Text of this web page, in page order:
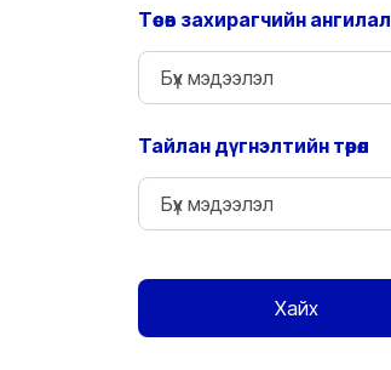
Төсөв захирагчийн ангилал
Тайлан дүгнэлтийн төрөл
Хайх